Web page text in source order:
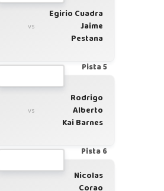
vs
Egirio Cuadra
Jaime
Pestana
Pista 5
vs
Rodrigo
Alberto
Kai Barnes
Pista 6
Nicolas
Corao